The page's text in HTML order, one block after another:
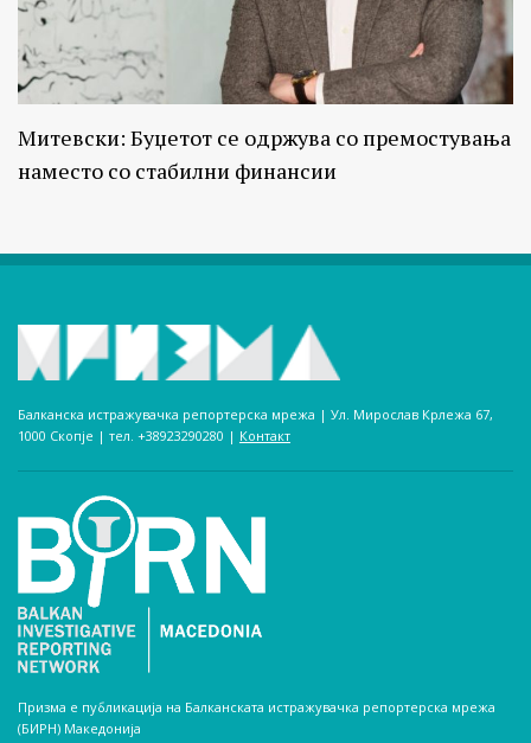
Митевски: Буџетот се одржува со премостувања
наместо со стабилни финансии
Балканска истражувачка репортерска мрежа | Ул. Мирослав Крлежа 67,
1000 Скопје | тел. +38923290280­ | Контакт
Призма е публикација на Балканската истражувачка репортерска мрежа
(БИРН) Македонија